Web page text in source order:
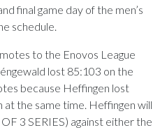
final game day of the men’s
schedule.
to the Enovos League
lost 85:103 on the
because Heffingen lost
at the same time. Heffingen will
3 SERIES) against either the